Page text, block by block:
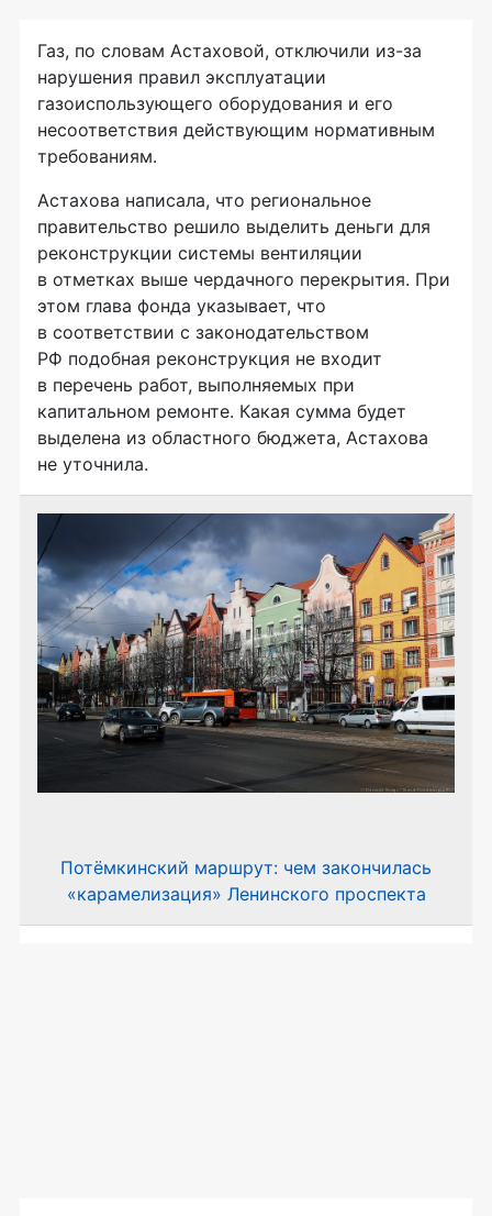
Газ, по словам Астаховой, отключили из-за
нарушения правил эксплуатации
газоиспользующего оборудования и его
несоответствия действующим нормативным
требованиям.
Астахова написала, что региональное
правительство решило выделить деньги для
реконструкции системы вентиляции
в отметках выше чердачного перекрытия. При
этом глава фонда указывает, что
в соответствии с законодательством
РФ подобная реконструкция не входит
в перечень работ, выполняемых при
капитальном ремонте. Какая сумма будет
выделена из областного бюджета, Астахова
не уточнила.
Потёмкинский маршрут: чем закончилась
«карамелизация» Ленинского проспекта